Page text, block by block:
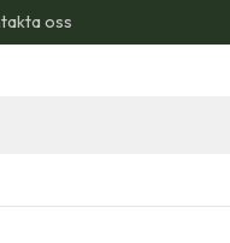
oss